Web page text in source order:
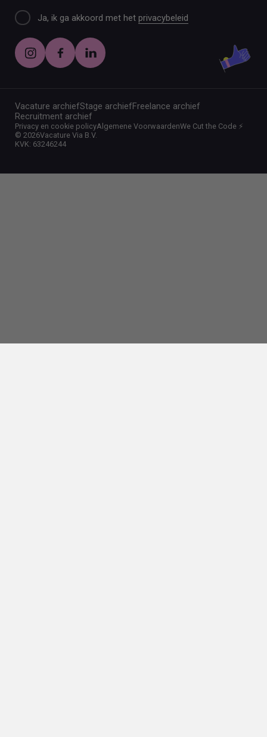
Ja, ik ga akkoord met hetprivacybeleid
Vacature archiefStage archiefFreelance archief
Recruitment archief
©2026Vacature Via B.V.
KVK: 63246244
Privacy en cookie policyAlgemene VoorwaardenWe Cut the Code ⚡️